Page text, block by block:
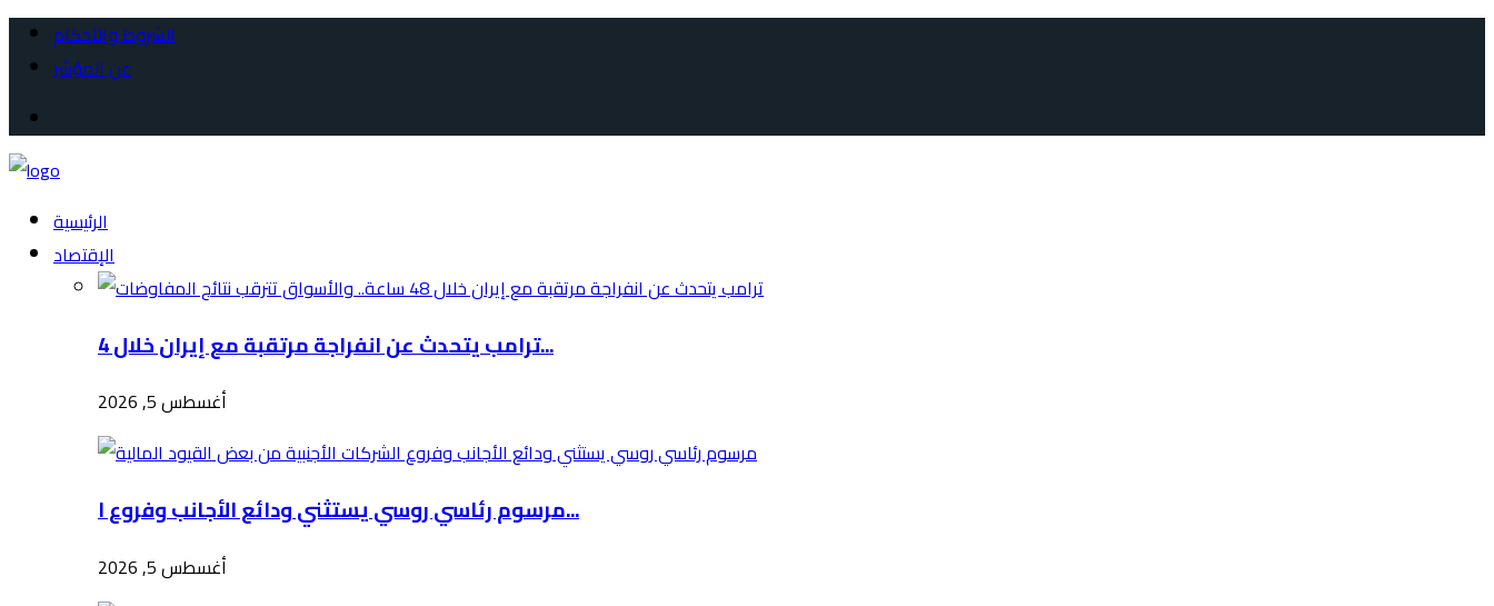
الشروط والأحكام
عن المؤشر
الرئيسية
الإقتصاد
ترامب يتحدث عن انفراجة مرتقبة مع إيران خلال 4...
أغسطس 5, 2026
مرسوم رئاسي روسي يستثني ودائع الأجانب وفروع ا...
أغسطس 5, 2026